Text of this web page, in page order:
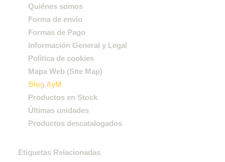
Quiénes somos
Forma de envío
Formas de Pago
Información General y Legal
Política de cookies
Mapa Web (Site Map)
Blog AyM
Productos en Stock
Últimas unidades
Productos descatalogados
Etiquetas Relacionadas